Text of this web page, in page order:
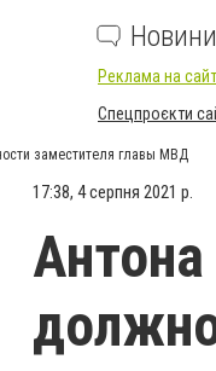
Новини
Реклама на
Спецпроєкти
заместителя главы МВД
17:38, 4 серпня 2021 р.